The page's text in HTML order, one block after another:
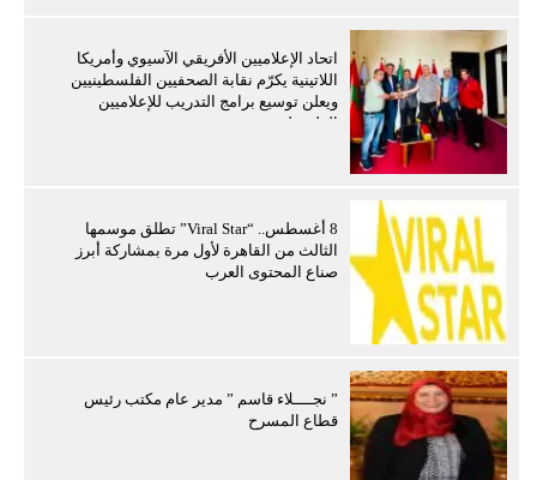
اتحاد الإعلاميين الأفريقي الآسيوي وأمريكا
اللاتينية يكرّم نقابة الصحفيين الفلسطينيين
ويعلن توسيع برامج التدريب للإعلاميين
الفلسطينيين
8 أغسطس.. “Viral Star” تطلق موسمها
الثالث من القاهرة لأول مرة بمشاركة أبرز
صناع المحتوى العرب
” نجــــلاء قاسم ” مدير عام مكتب رئيس
قطاع المسرح